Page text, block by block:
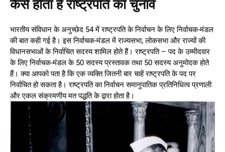
कैसे होता है राष्ट्रपति का चुनाव
भारतीय संविधान के अनुच्छेद 54 में राष्ट्रपति के निर्वाचन के लिए निर्वाचक-मंडल
की बात कही गई है। इस निर्वाचक-मंडल में राज्यसभा, लोकसभा और राज्यों की
विधानसभाओं के निर्वाचित सदस्य शामिल होते हैं। राष्ट्रपति – पद के उम्मीदवार
के लिए निर्वाचक-मंडल के 50 सदस्य प्रस्तावक तथा 50 सदस्य अनुमोदक होते
हैं। क्या आपको पता है कि एक व्यक्ति जितनी बार चाहें राष्ट्रपति के पद पर
निर्वाचित हो सकता है। राष्ट्रपति का निर्वाचन समानुपातिक प्रतिनिधित्व प्रणाली
और एकल संक्रमणीय मत पद्धति के द्वारा होता है।